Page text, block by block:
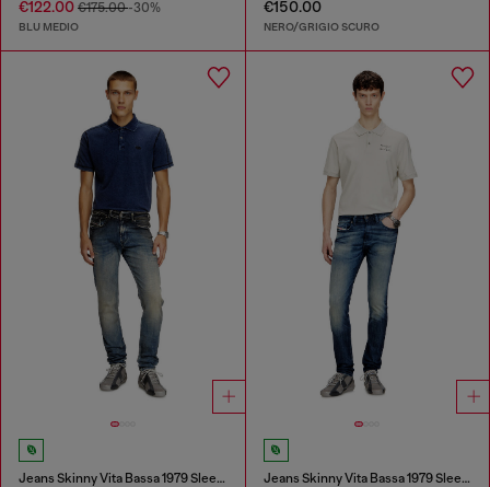
€122.00 €175.00-30%
BLU MEDIO
€150.00
NERO/GRIGIO SCURO
Jeans Skinny Vita Bassa 1979 Sleenker Jeans Skinny Vita Bassa 1979 Sleenker